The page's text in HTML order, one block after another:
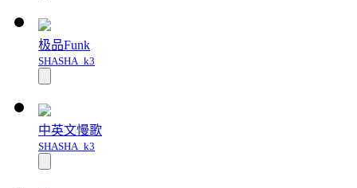
极品Funk
SHASHA_k3
中英文慢歌
SHASHA_k3